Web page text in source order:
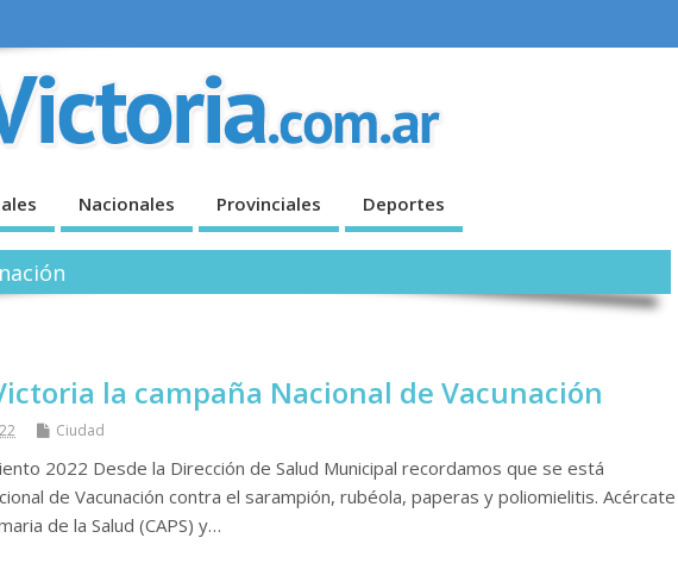
Nacionales Provinciales Deportes
la campaña Nacional de Vacunación
Ciudad
2022 Desde la Dirección de Salud Municipal recordamos que se está
de Vacunación contra el sarampión, rubéola, paperas y poliomielitis. Acércate
de la Salud (CAPS) y…